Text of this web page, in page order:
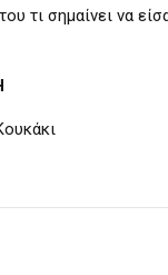
τι σημαίνει να